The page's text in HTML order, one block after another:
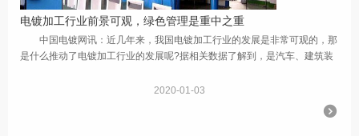
电镀加工行业前景可观，绿色管理是重中之重
中国电镀网讯：近几年来，我国电镀加工行业的发展是非常可观的，那
是什么推动了电镀加工行业的发展呢?据相关数据了解到，是汽车、建筑装
2020-01-03